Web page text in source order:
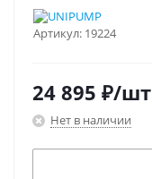
Артикул: 19224
24 895 ₽/шт
Нет в наличии